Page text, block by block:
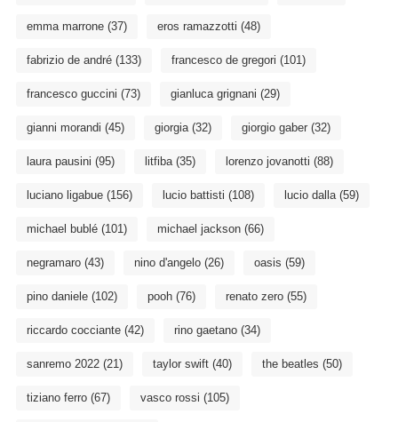
emma marrone(37) eros ramazzotti (48)
fabrizio de andré(133) francesco de gregori (101)
francesco guccini (73) gianluca grignani (29)
gianni morandi (45) giorgia(32) giorgio gaber(32)
laura pausini (95) litfiba(35) lorenzo jovanotti (88)
luciano ligabue(156) lucio battisti (108) lucio dalla(59)
michael bublé(101) michael jackson(66)
negramaro(43) nino d'angelo(26) oasis (59)
pino daniele(102) pooh(76) renato zero(55)
riccardo cocciante(42) rino gaetano(34)
sanremo 2022(21) taylor swift(40) the beatles (50)
tiziano ferro(67) vasco rossi (105)